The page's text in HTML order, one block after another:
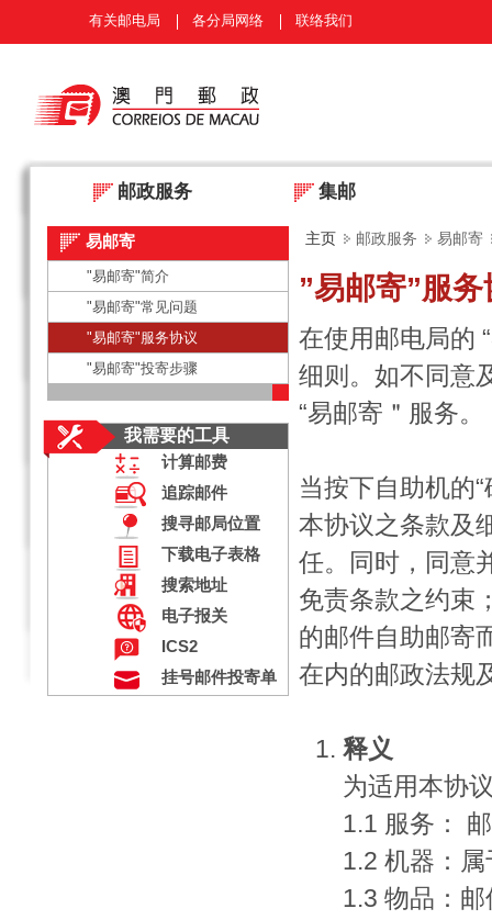
有关邮电局 各分局网络 联络我们
邮政服务 集邮
易邮寄
"易邮寄"简介
"易邮寄"常见问题
"易邮寄"服务协议
"易邮寄"投寄步骤
我需要的工具
计算邮费
追踪邮件
搜寻邮局位置
下载电子表格
搜索地址
电子报关
ICS2
挂号邮件投寄单
主页 邮政服务 易邮寄
”易邮寄”服
在使用邮电局的
细则。如不同意
“易邮寄＂服务。
当按下自助机的
本协议之条款及
任。同时，同意
免责条款之约束
的邮件自助邮寄
在内的邮政法规
释义
为适用本协
1.1 服务：
1.2 机器：
1.3 物品：